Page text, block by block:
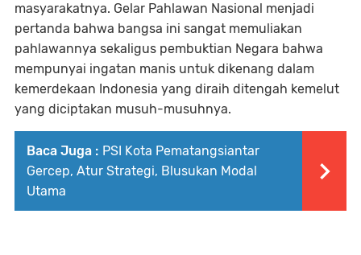
masyarakatnya. Gelar Pahlawan Nasional menjadi
pertanda bahwa bangsa ini sangat memuliakan
pahlawannya sekaligus pembuktian Negara bahwa
mempunyai ingatan manis untuk dikenang dalam
kemerdekaan Indonesia yang diraih ditengah kemelut
yang diciptakan musuh-musuhnya.
Baca Juga : PSI Kota Pematangsiantar
Gercep, Atur Strategi, Blusukan Modal
Utama